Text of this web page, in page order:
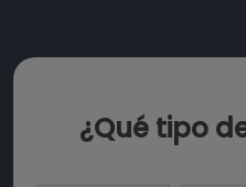
¿Qué tipo